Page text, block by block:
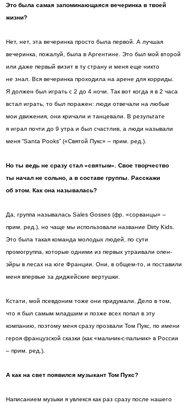
Это была самая запоминающаяся вечеринка в твоей
жизни?
Нет, нет, эта вечеринка просто была первой. А лучшая
вечеринка, пожалуй, была в Аргентине. Это был мой второй
или даже первый визит в ту страну и меня еще никто
не знал. Вся вечеринка проходила на арене для корриды.
Я должен был играть с 2 до 4 ночи. Так вот когда я в 2 часа
встал играть, то был поражен: люди отвечали на любые
мои движения, они кричали и танцевали. В результате
я играл почти до 9 утра и был счастлив, а люди называли
меня “Santa Pooks” («Святой Пукс» – прим. ред.).
Но ты ведь не сразу стал «святым». Свое творчество
ты начал не сольно, а в составе группы. Расскажи
об этом. Как она называлась?
Да, группа называлась Sales Gosses (фр. «сорванцы» –
прим. ред.), но чаще мы использовали название Dirty Kids.
Это была такая команда молодых людей, по сути
промогруппа, которые одними из первых утраивали опен-
эйры в лесах на юге Франции. Они, в общем-то, и поставили
меня впервые за диджейские вертушки.
Кстати, мой псевдоним тоже они придумали. Дело в том,
что я был самым младшим и позже всех попал в эту
компанию, поэтому меня сразу прозвали Том Пукс, по имени
героя французской сказки (как «мальчик-с-пальчик» в России
– прим. ред.).
А как на свет появился музыкант Том Пукс?
Написанием музыки я увлекся как раз сразу после нашего